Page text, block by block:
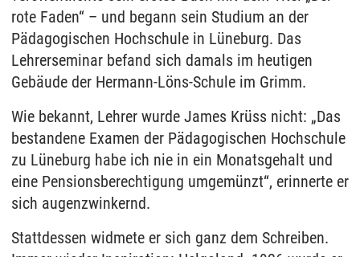
rote Faden“ – und begann sein Studium an der
Pädagogischen Hochschule in Lüneburg. Das
Lehrerseminar befand sich damals im heutigen
Gebäude der Hermann-Löns-Schule im Grimm.
Wie bekannt, Lehrer wurde James Krüss nicht: „Das
bestandene Examen der Pädagogischen Hochschule
zu Lüneburg habe ich nie in ein Monatsgehalt und
eine Pensionsberechtigung umgemünzt“, erinnerte er
sich augenzwinkernd.
Stattdessen widmete er sich ganz dem Schreiben.